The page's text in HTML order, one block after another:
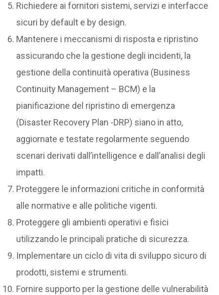
Richiedere ai fornitori sistemi, servizi e interfacce
sicuri by default e by design.
Mantenere i meccanismi di risposta e ripristino
assicurando che la gestione degli incidenti, la
gestione della continuità operativa (Business
Continuity Management – BCM) e la
pianificazione del ripristino di emergenza
(Disaster Recovery Plan -DRP) siano in atto,
aggiornate e testate regolarmente seguendo
scenari derivati dall’intelligence e dall’analisi degli
impatti.
Proteggere le informazioni critiche in conformità
alle normative e alle politiche vigenti.
Proteggere gli ambienti operativi e fisici
utilizzando le principali pratiche di sicurezza.
Implementare un ciclo di vita di sviluppo sicuro di
prodotti, sistemi e strumenti.
Fornire supporto per la gestione delle vulnerabilità